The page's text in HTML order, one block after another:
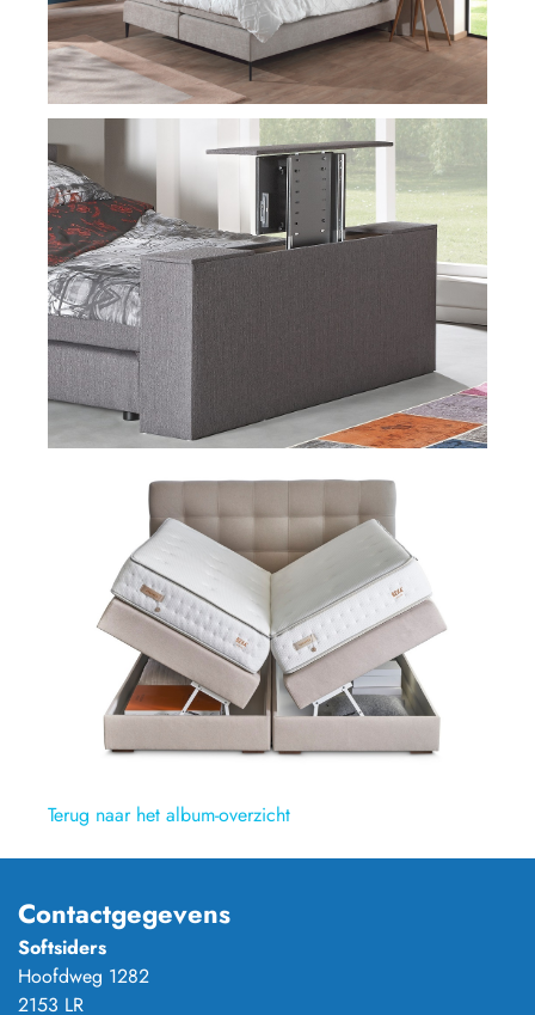
Terug naar het album-overzicht
Contactgegevens
Softsiders
Hoofdweg 1282
2153 LR